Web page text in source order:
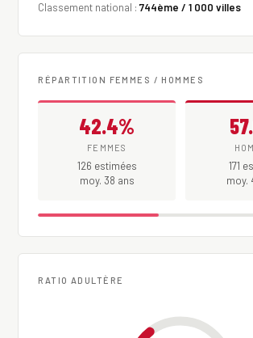
Classement national :744ème / 1 000 villes
RÉPARTITION FEMMES / HOMMES
42.4%
FEMMES
126 estimées
moy. 38 ans
171
moy.
RATIO ADULTÈRE